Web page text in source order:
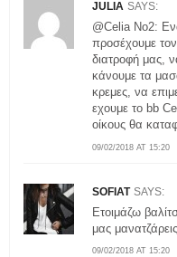
JULIA SAYS:
09/02/2018 AT 15:20
@Celia No2:
προσέχουμε
διατροφή μας,
κάνουμε τα
κρεμες, να
εχουμε το bb
οίκους θα
SOFIAT SAYS:
09/02/2018 AT 15:20
Ετοιμάζω
μας